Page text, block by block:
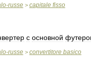
-russe > capitale fisso
с основной
-russe > convertitore basico